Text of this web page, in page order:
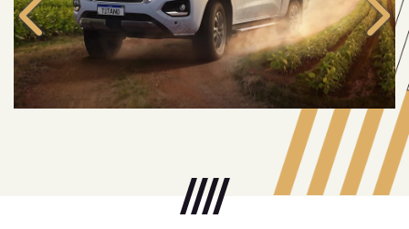
Anterior